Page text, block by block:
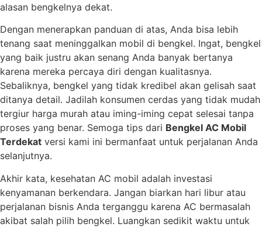
alasan bengkelnya dekat.
Dengan menerapkan panduan di atas, Anda bisa lebih
tenang saat meninggalkan mobil di bengkel. Ingat, bengkel
yang baik justru akan senang Anda banyak bertanya
karena mereka percaya diri dengan kualitasnya.
Sebaliknya, bengkel yang tidak kredibel akan gelisah saat
ditanya detail. Jadilah konsumen cerdas yang tidak mudah
tergiur harga murah atau iming-iming cepat selesai tanpa
proses yang benar. Semoga tips dari Bengkel AC Mobil
Terdekat versi kami ini bermanfaat untuk perjalanan Anda
selanjutnya.
Akhir kata, kesehatan AC mobil adalah investasi
kenyamanan berkendara. Jangan biarkan hari libur atau
perjalanan bisnis Anda terganggu karena AC bermasalah
akibat salah pilih bengkel. Luangkan sedikit waktu untuk